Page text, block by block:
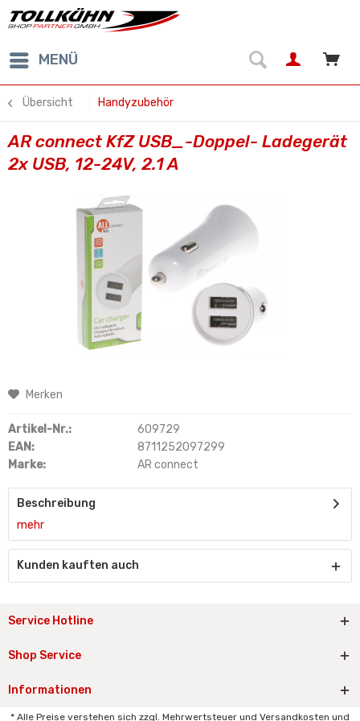
MENÜ
Übersicht Handyzubehör
AR connect KfZ USB_-Doppel- Ladegerät
2x USB, 12-24V, 2.1 A
Merken
Artikel-Nr.:
609729
EAN:
8711252097299
Marke:
AR connect
Beschreibung
mehr
Kunden kauften auch
Service Hotline
Shop Service
Informationen
* Alle Preise verstehen sich zzgl. Mehrwertsteuer und Versandkosten und